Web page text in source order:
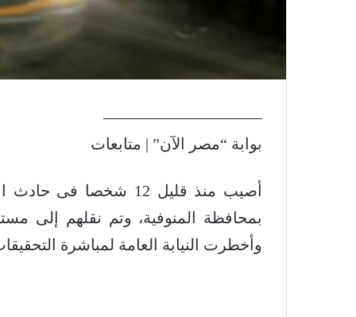
——————————
بوابة “مصر الآن” | متابعات
أصيب منذ قليل 12
بمحافظة المنوفية، وتم نقلهم إلى
وأخطرت النيابة العامة لمباشرة